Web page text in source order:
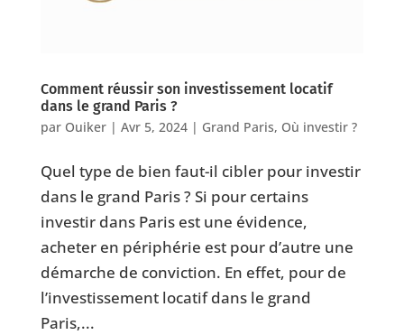
Comment réussir son investissement locatif
dans le grand Paris ?
par Ouiker| Avr 5, 2024| Grand Paris, Où investir ?
⁠Quel type de bien faut-il cibler pour investir
dans le grand Paris ? Si pour certains
investir dans Paris est une évidence,
acheter en périphérie est pour d’autre une
démarche de conviction. En effet, pour de
l’investissement locatif dans le grand
Paris,...